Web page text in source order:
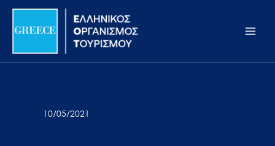
Σημείωση:
ιστότοπος
προσβασιμότητας.
Μετάβαση
περιεχόμενο
10/05/2021